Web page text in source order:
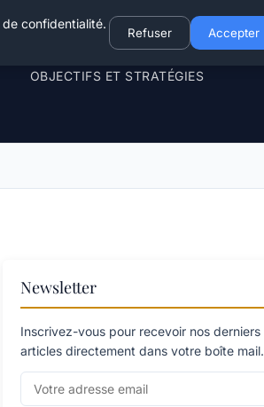
OBJECTIFS ET STRATÉGIES
Newsletter
Inscrivez-vous pour recevoir nos derniers
articles directement dans votre boîte mail.
confidentialité.
Refuser Accepter